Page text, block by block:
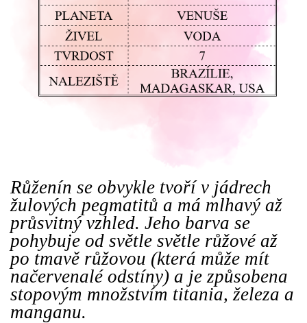
Růženín se obvykle tvoří v jádrech
žulových pegmatitů a má mlhavý až
průsvitný vzhled. Jeho barva se
pohybuje od světle světle růžové až
po tmavě růžovou (která může mít
načervenalé odstíny) a je způsobena
stopovým množstvím titania, železa a
manganu.